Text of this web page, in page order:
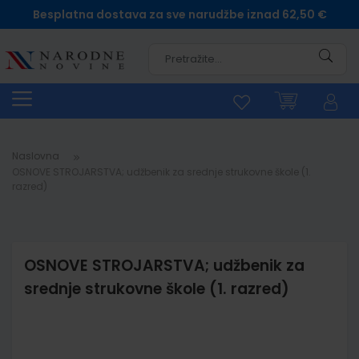
Besplatna dostava za sve narudžbe iznad 62,50 €
Naslovna
OSNOVE STROJARSTVA; udžbenik za
srednje strukovne škole (1. razred)